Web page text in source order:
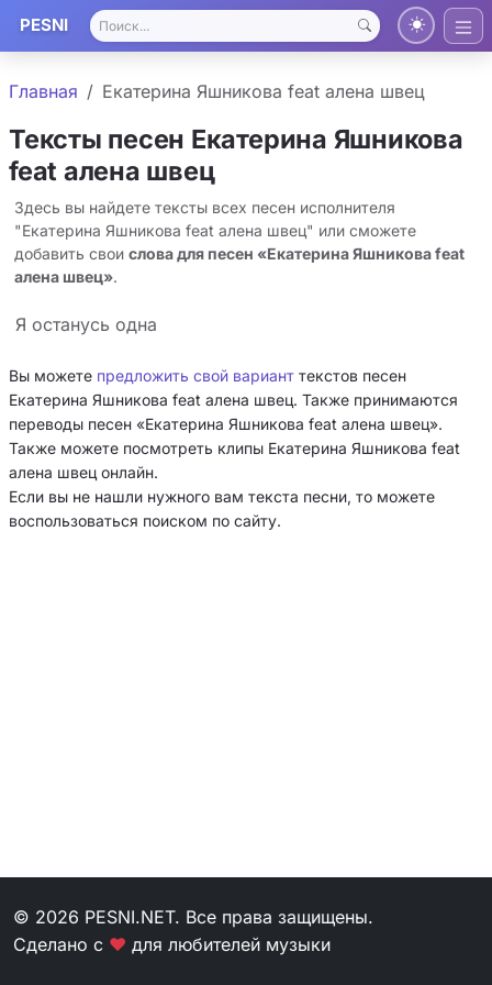
PESNI
Главная Екатерина Яшникова feat алена швец
Тексты песен Екатерина Яшникова
feat алена швец
Здесь вы найдете тексты всех песен исполнителя
"Екатерина Яшникова feat алена швец" или сможете
добавить свои слова для песен «Екатерина Яшникова feat
алена швец».
Я останусь одна
Вы можете предложить свой вариант текстов песен
Екатерина Яшникова feat алена швец. Также принимаются
переводы песен «Екатерина Яшникова feat алена швец».
Также можете посмотреть клипы Екатерина Яшникова feat
алена швец онлайн.
Если вы не нашли нужного вам текста песни, то можете
воспользоваться поиском по сайту.
© 2026 PESNI.NET. Все права защищены.
Сделано с ❤ для любителей музыки